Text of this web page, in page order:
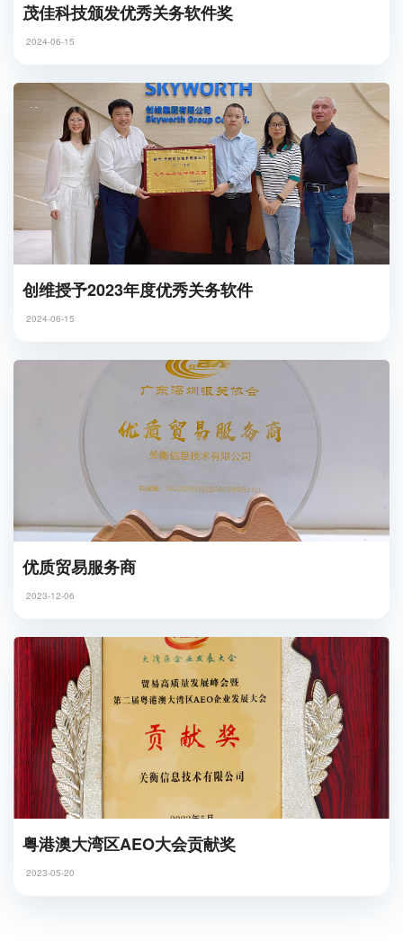
茂佳科技颁发优秀关务软件奖
2024-06-15
创维授予2023年度优秀关务软件
2024-06-15
优质贸易服务商
2023-12-06
粤港澳大湾区AEO大会贡献奖
2023-05-20